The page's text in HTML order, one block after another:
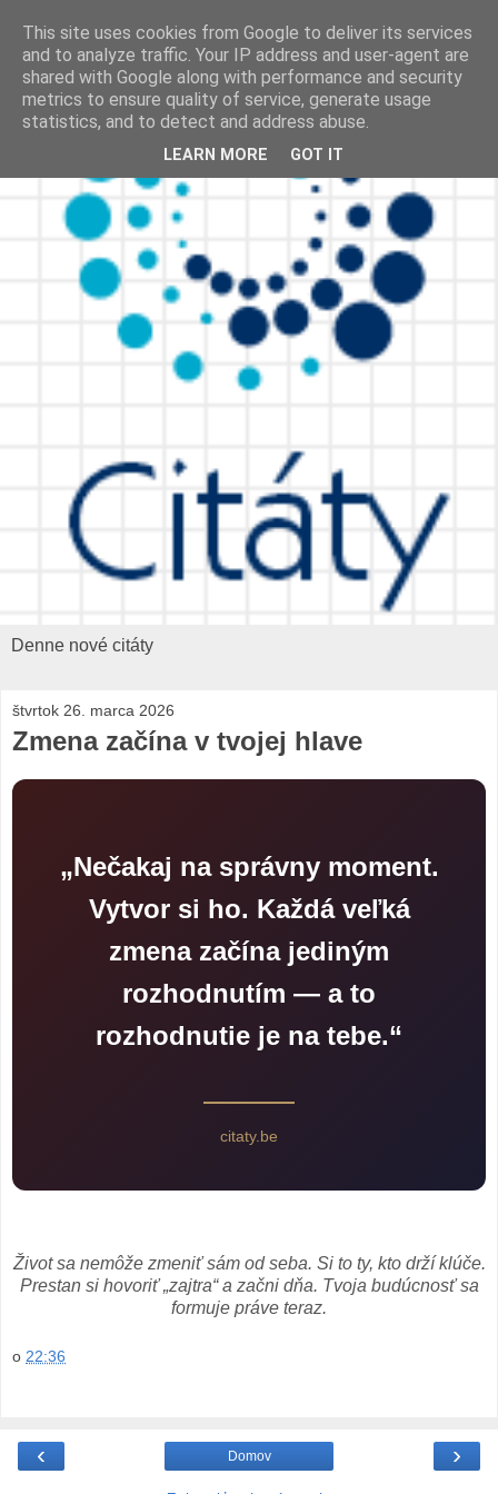
Denne nové citáty
štvrtok 26. marca 2026
Zmena začína v tvojej hlave
„Nečakaj na správny moment.
Vytvor si ho. Každá veľká
zmena začína jediným
rozhodnutím — a to
rozhodnutie je na tebe.“
citaty.be
Život sa nemôže zmeniť sám od seba. Si to ty, kto drží klúče.
Prestan si hovoriť „zajtra“ a začni dňa. Tvoja budúcnosť sa
formuje práve teraz.
o 22:36
‹ ›
Domov
This site uses cookies from Google to deliver its services
and to analyze traffic. Your IP address and user-agent are
shared with Google along with performance and security
metrics to ensure quality of service, generate usage
statistics, and to detect and address abuse.
LEARN MORE GOT IT